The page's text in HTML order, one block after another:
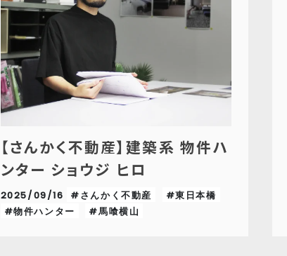
【さんかく不動産】建築系 物件ハ
ンター ショウジ ヒロ
2025/09/16 #さんかく不動産
#東日本橋
#物件ハンター
#馬喰横山